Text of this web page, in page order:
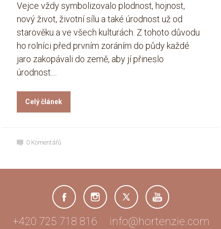
Vejce vždy symbolizovalo plodnost, hojnost,
nový život, životní sílu a také úrodnost už od
starověku a ve všech kulturách. Z tohoto důvodu
ho rolníci před prvním zoráním do půdy každé
jaro zakopávali do země, aby jí přineslo
úrodnost....
Celý článek
0 Komentářů
+420 725 718 816 info@hortenzie.com